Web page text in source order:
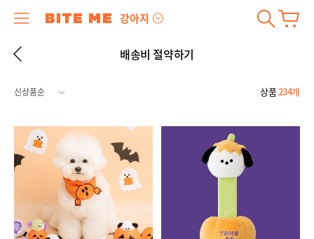
강아지
배송비 절약하기
상품234개